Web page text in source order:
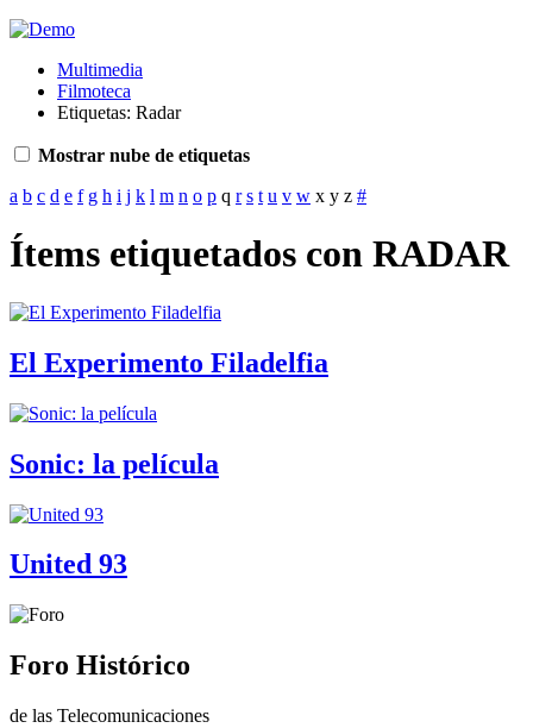
Multimedia
Filmoteca
Etiquetas: Radar
Mostrar nube de etiquetas
a b c d e f g h i j k l m n o p q r s t u v w x y z #
Ítems etiquetados con RADAR
El Experimento Filadelfia
Sonic: la película
United 93
Foro Histórico
de las Telecomunicaciones